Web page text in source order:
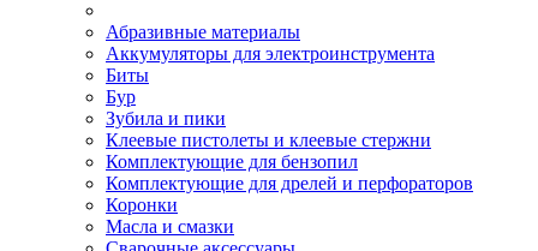
Абразивные материалы
Аккумуляторы для электроинструмента
Биты
Бур
Зубила и пики
Клеевые пистолеты и клеевые стержни
Комплектующие для бензопил
Комплектующие для дрелей и перфораторов
Коронки
Масла и смазки